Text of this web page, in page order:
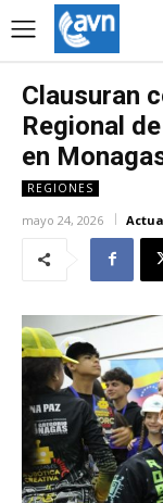
Clausuran
Regional
en
REGIONES
mayo 24, 2026